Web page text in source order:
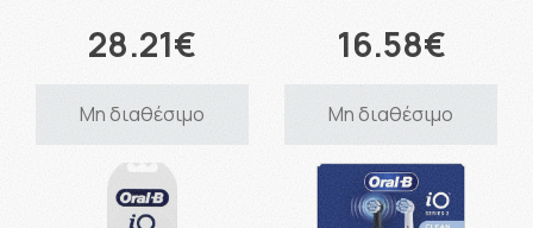
28.21€
Μη διαθέσιμο
16.58€
Μη διαθέσιμο